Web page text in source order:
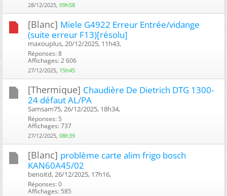
28/12/2025, 09h58
[Blanc] Miele G4922 Erreur Entrée/vidange
(suite erreur F13)[résolu]
maxouplus, 20/12/2025, 11h43, ‎
Réponses: 8
Affichages: 2 606
27/12/2025, 15h45
[Thermique] Chaudière De Dietrich DTG 1300-
24 défaut AL/PA
Samsam75, 26/12/2025, 18h34, ‎
Réponses: 5
Affichages: 737
27/12/2025, 08h39
[Blanc] problème carte alim frigo bosch
KAN60A45/02
benoitd, 26/12/2025, 17h16, ‎
Réponses: 0
Affichages: 585